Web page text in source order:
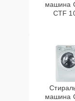
машина
CTF
машина